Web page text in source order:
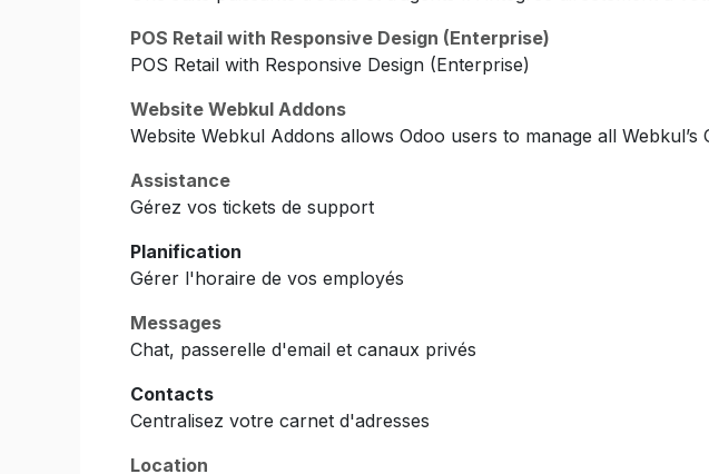
POS Retail with Responsive Design (Enterprise)
POS Retail with Responsive Design (Enterprise)
Website Webkul Addons
Website Webkul Addons allows Odoo users to manage all
Assistance
Gérez vos tickets de support
Planification
Gérer l'horaire de vos employés
Messages
Chat, passerelle d'email et canaux privés
Contacts
Centralisez votre carnet d'adresses
Location